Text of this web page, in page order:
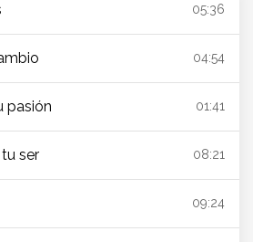
05:36
04:54
pasión 01:41
ser 08:21
09:24